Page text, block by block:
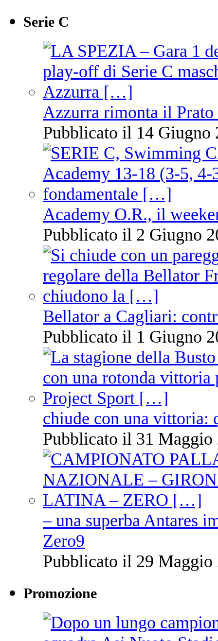
Serie C
Azzurra rimonta il Prato
Pubblicato il 14 Giugno
Academy O.R., il
Pubblicato il 2 Giugno
Bellator a Cagliari:
Pubblicato il 1 Giugno
chiude con una vittoria:
Pubblicato il 31 Maggio
– una superba Antares
Zero9
Pubblicato il 29 Maggio
Promozione